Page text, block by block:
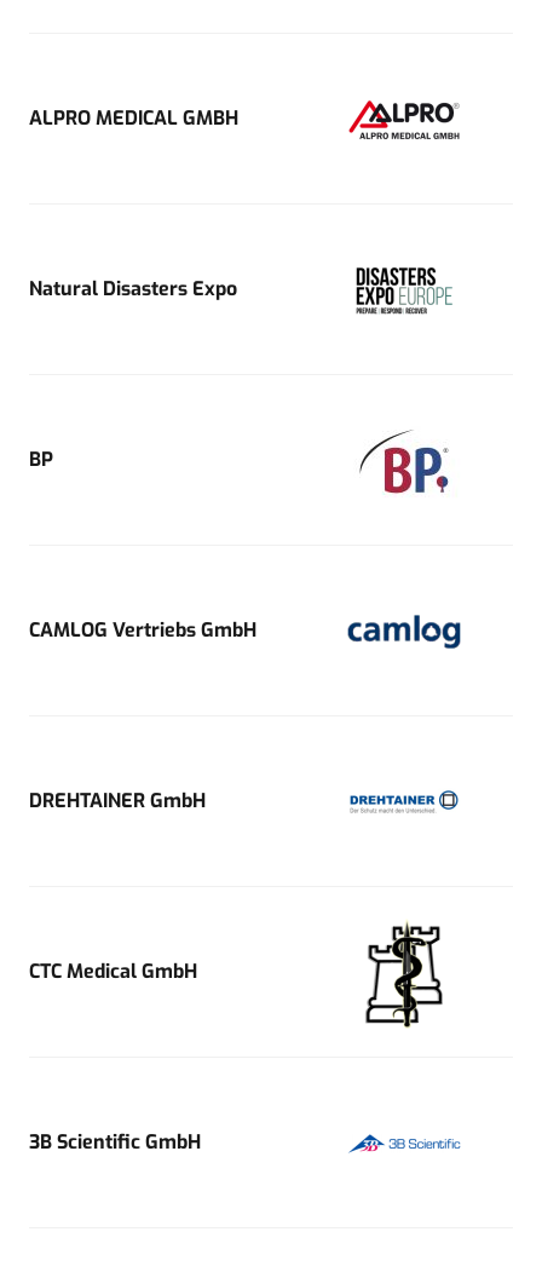
ALPRO MEDICAL GMBH
Natural Disasters Expo
BP
CAMLOG Vertriebs GmbH
DREHTAINER GmbH
CTC Medical GmbH
3B Scientific GmbH